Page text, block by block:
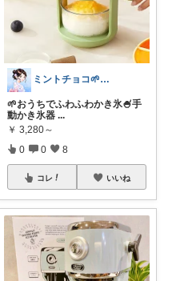
ミントチョコ🌱いつもありがとう
🌱おうちでふわふわかき氷🍧手
動かき氷器 ...
￥ 3,280～
0 0 8
コレ いいね